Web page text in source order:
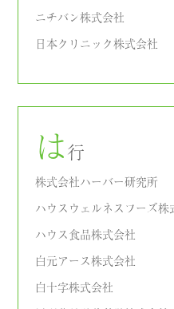
ニチバン株式会社
日本クリニック株式会社
は行
株式会社ハーバー研究所
ハウスウェルネスフーズ株
ハウス食品株式会社
白元アース株式会社
白十字株式会社